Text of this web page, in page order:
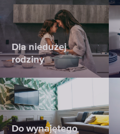
Dla niedużej
rodziny
Do wynajętego